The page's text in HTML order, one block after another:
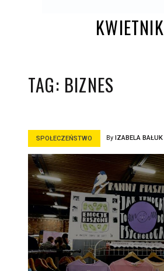
KWIETNIK
TAG: BIZNES
SPOŁECZEŃSTWO By IZABELA BAŁUK